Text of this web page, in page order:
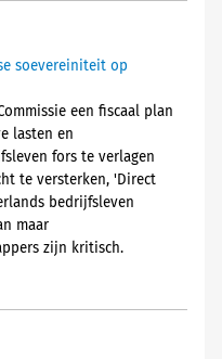
soevereiniteit op
een fiscaal plan
lasten en
fors te verlagen
te versterken, 'Direct
bedrijfsleven
maar
zijn kritisch.